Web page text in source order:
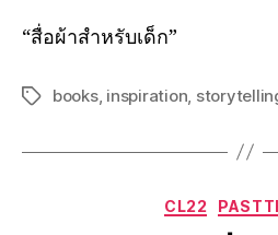
“สื่อผ้าสำหรับเด็ก”
books, inspiration,
CL22